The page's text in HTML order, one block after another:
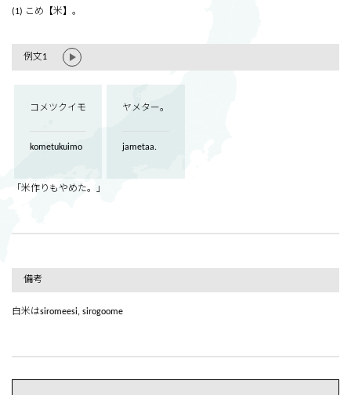
(1) こめ【米】。
例文1
コメツクイモ
kometukuimo
ヤメター。
jametaa.
「米作りもやめた。」
備考
白米はsiromeesi, sirogoome